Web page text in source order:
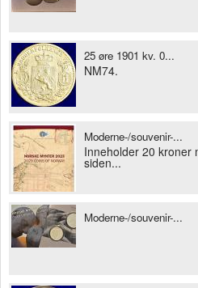
25 øre 1901 kv. 0...
NM74.
Moderne-/souvenir-...
Inneholder 20 kroner
siden...
Moderne-/souvenir-...